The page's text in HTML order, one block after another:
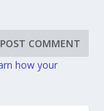
how your